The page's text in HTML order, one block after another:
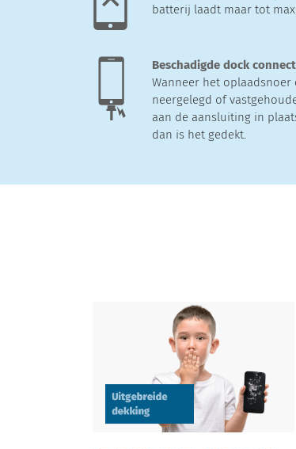
batterij laadt maar tot
Beschadigde dock
Wanneer het
neergelegd of
aan de aansluiting in
dan is het gedekt.